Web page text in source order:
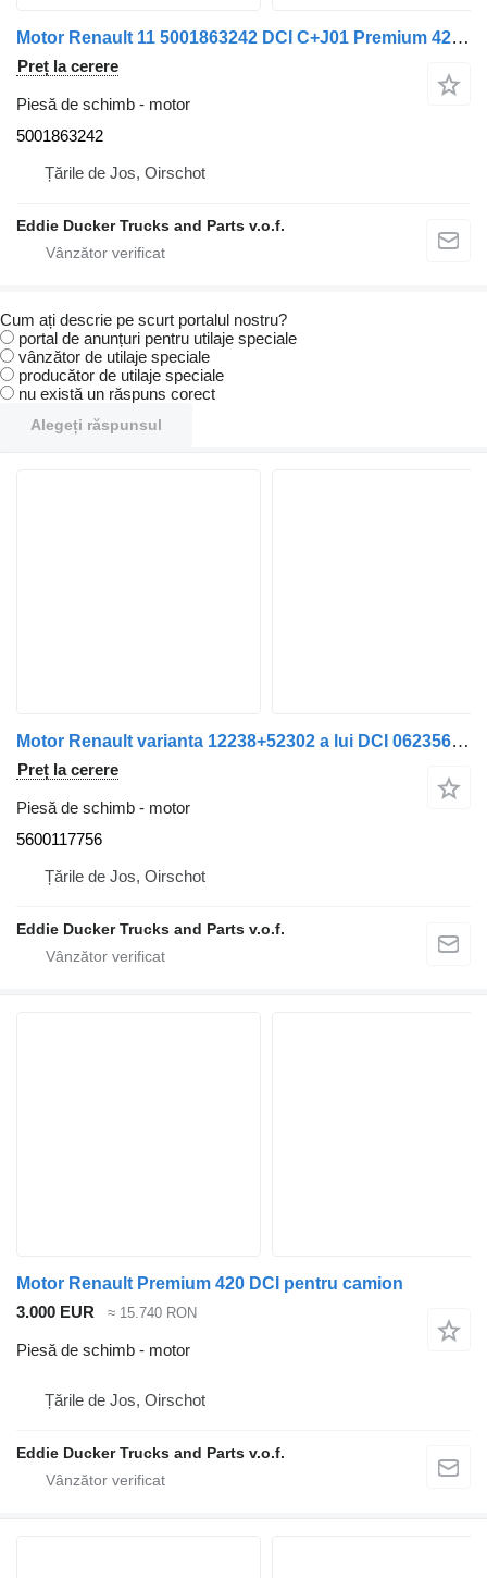
Motor Renault 11 5001863242 DCI C+J01 Premium 420 pentru camion Renault PREMIUM 420
Preț la cerere
Piesă de schimb - motor
5001863242
Țările de Jos, Oirschot
Eddie Ducker Trucks and Parts v.o.f.
Cum ați descrie pe scurt portalul nostru?
portal de anunțuri pentru utilaje speciale
vânzător de utilaje speciale
producător de utilaje speciale
nu există un răspuns corect
Alegeți răspunsul
Motor Renault varianta 12238+52302 a lui DCI 062356B43 5600117756 pentru camion Renault PREMIUM 420 DCI
Preț la cerere
Piesă de schimb - motor
5600117756
Țările de Jos, Oirschot
Eddie Ducker Trucks and Parts v.o.f.
Motor Renault Premium 420 DCI pentru camion
3.000 EUR
≈ 15.740 RON
Piesă de schimb - motor
Țările de Jos, Oirschot
Eddie Ducker Trucks and Parts v.o.f.